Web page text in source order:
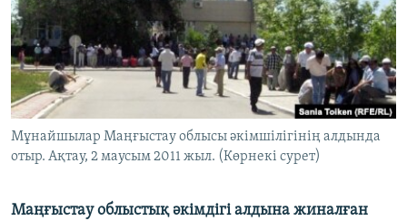
ЖАЗЫЛЫҢЫЗ
Басқа тілдерде
Мұнайшылар Маңғыстау облысы әкімшілігінің алдында
отыр. Ақтау, 2 маусым 2011 жыл. (Көрнекі сурет)
Маңғыстау облыстық әкімдігі алдына жиналған